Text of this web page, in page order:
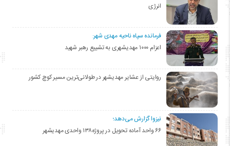
انرژی
فرمانده سپاه ناحیه مهدی شهر:
اعزام ۱۰۰۰ مهدیشهری به تشییع رهبر شهید
روایتی از عشایر مهدیشهر در طولانی‌ترین مسیر کوچ کشور
نیزوا گزارش می‌دهد؛
۶۶ واحد آماده تحویل در پروژه۱۳۸ واحدی مهدیشهر